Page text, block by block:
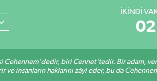
İKINDI
Cehennem'dedir, biri Cennet'tedir. Bir adam,
ve insanların haklarını zâyi eder, bu da